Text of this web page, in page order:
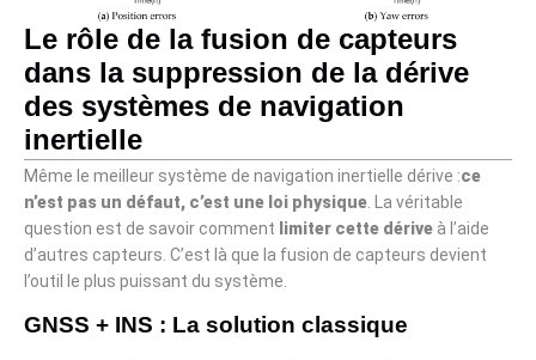
Le rôle de la fusion de capteurs
dans la suppression de la dérive
des systèmes de navigation
inertielle
Même le meilleur système de navigation inertielle dérive :ce
n’est pas un défaut, c’est une loi physique . La véritable
question est de savoir comment limiter cette dérive à l’aide
d’autres capteurs. C’est là que la fusion de capteurs devient
l’outil le plus puissant du système.
GNSS + INS : La solution classique